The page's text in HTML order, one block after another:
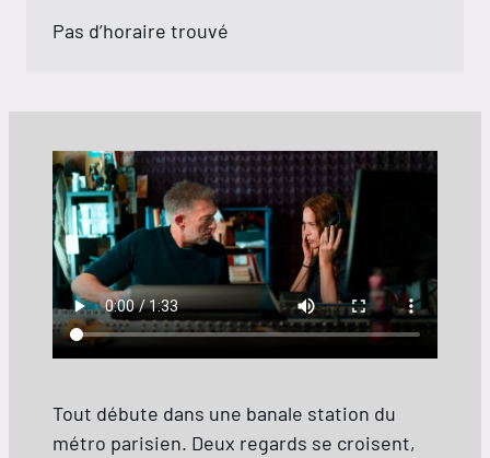
Pas d’horaire trouvé
Tout débute dans une banale station du
métro parisien. Deux regards se croisent,